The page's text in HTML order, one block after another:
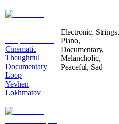
Cinematic
Thoughtful
Documentary
Loop
Yevhen
Lokhmatov
Electronic, Strings,
Piano,
Documentary,
Melancholic,
Peaceful, Sad